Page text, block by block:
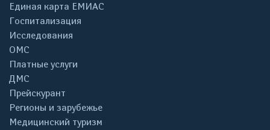
Единая карта ЕМИАС
Госпитализация
Исследования
ОМС
Платные услуги
ДМС
Прейскурант
Регионы и зарубежье
Медицинский туризм